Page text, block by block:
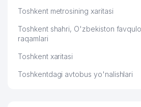
Toshkent metrosining xaritasi
Toshkent shahri, O'zbekiston
raqamlari
Toshkent xaritasi
Toshkentdagi avtobus yo'nalishlari